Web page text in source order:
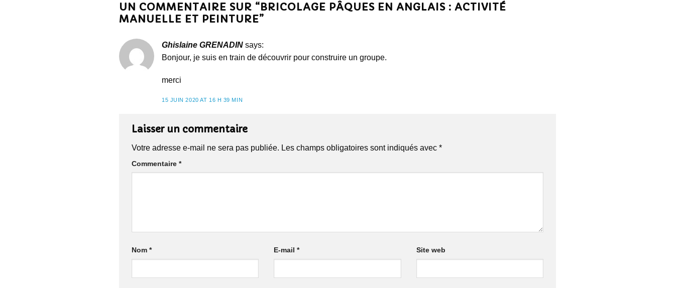
UN COMMENTAIRE SUR “BRICOLAGE PÂQUES EN ANGLAIS : ACTIVITÉ
MANUELLE ET PEINTURE”
Ghislaine GRENADIN says:
Bonjour, je suis en train de découvrir pour construire un groupe.
merci
15 JUIN 2020 AT 16 H 39 MIN
Laisser un commentaire
Votre adresse e-mail ne sera pas publiée. Les champs obligatoires sont indiqués avec *
Commentaire *
Nom * E-mail* Site web